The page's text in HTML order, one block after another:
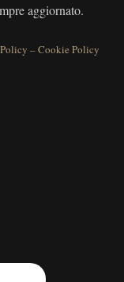
aggiornato.
–Cookie Policy